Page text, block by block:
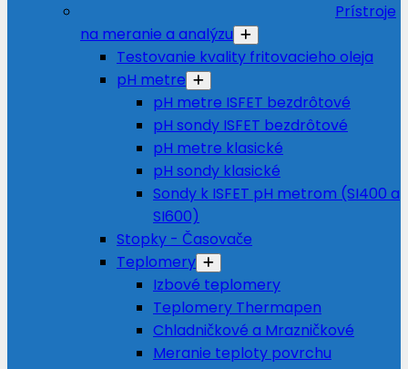
Prístroje
na meranie a analýzu
Testovanie kvality fritovacieho oleja
pH metre
pH metre ISFET bezdrôtové
pH sondy ISFET bezdrôtové
pH metre klasické
pH sondy klasické
Sondy k ISFET pH metrom (SI400 a
SI600)
Stopky - Časovače
Teplomery
Izbové teplomery
Teplomery Thermapen
Chladničkové a Mrazničkové
Meranie teploty povrchu